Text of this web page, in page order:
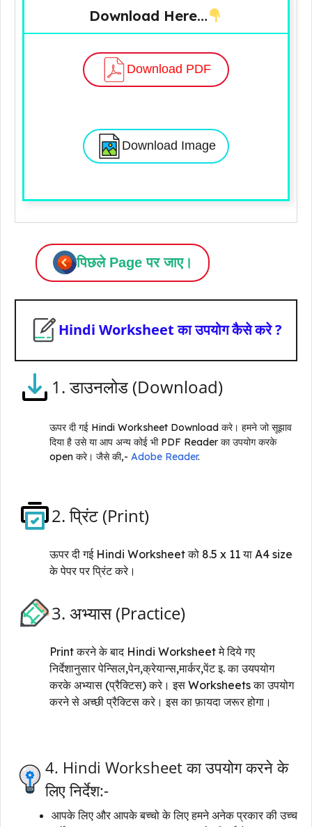
Download Here…
Download PDF
Download Image
पिछले Page पर जाए।
Hindi Worksheet का उपयोग कैसे करे ?
1. डाउनलोड (Download)
ऊपर दी गई Hindi Worksheet Download करे। हमने जो सूझाव
दिया है उसे या आप अन्य कोई भी PDF Reader का उपयोग करके
open करे। जैसे की,- Adobe Reader.
2. प्रिंट (Print)
ऊपर दी गई Hindi Worksheet को 8.5 x 11 या A4 size
के पेपर पर प्रिंट करे।
3. अभ्यास (Practice)
Print करने के बाद Hindi Worksheet मे दिये गए
निर्देशानुसार पेन्सिल,पेन,क्रेयान्स,मार्कर,पेंट इ. का उयपयोग
करके अभ्यास (प्रैक्टिस) करे। इस Worksheets का उपयोग
करने से अच्छी प्रैक्टिस करे। इस का फ़ायदा जरूर होगा।
4. Hindi Worksheet का उपयोग करने के
लिए निर्देश:-
आपके लिए और आपके बच्चो के लिए हमने अनेक प्रकार की उच्च